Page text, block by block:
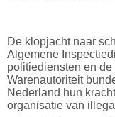
De klopjacht naar
Algemene
politiediensten en
Warenautoriteit
Nederland hun
organisatie van